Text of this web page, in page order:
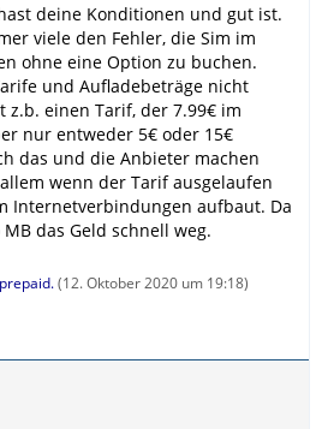
deine Konditionen und gut ist.
viele den Fehler, die Sim im
ohne eine Option zu buchen.
und Aufladebeträge nicht
z.b. einen Tarif, der 7.99€ im
nur entweder 5€ oder 15€
das und die Anbieter machen
wenn der Tarif ausgelaufen
Internetverbindungen aufbaut. Da
das Geld schnell weg.
prepaid.(12. Oktober 2020 um 19:18)